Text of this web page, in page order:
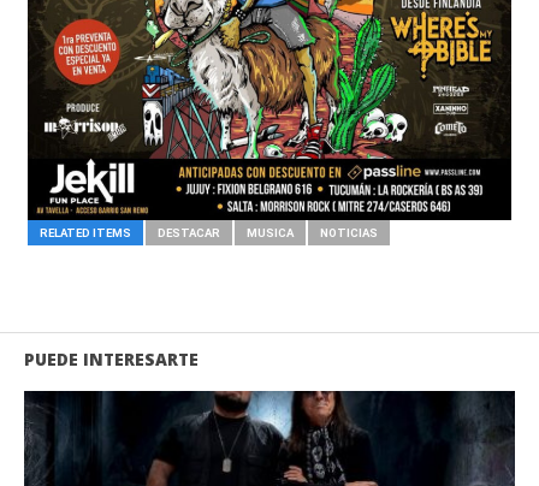
RELATED ITEMS DESTACAR MUSICA NOTICIAS
PUEDE INTERESARTE